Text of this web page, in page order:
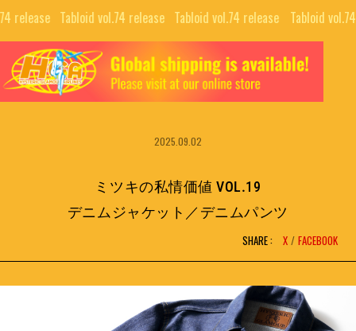
release⠀ Tabloid vol.74 release⠀ Tabloid vol.74 release⠀ Tabloid
TOP
ALL
GUIDE
PUBLISHING
MOVIE
RECRUIT
2025.09.02
ミツキの私情価値 VOL.19
デニムジャケット／デニムパンツ
SHARE : X FACEBOOK